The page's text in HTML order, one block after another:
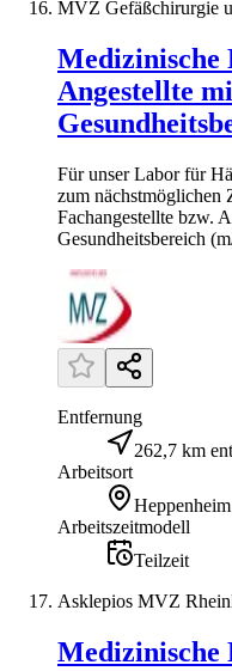
MVZ Gefäßchirurgie
Medizinische
Angestellte
Für unser Labor für
zum nächstmöglichen
Fachangestellte bzw.
Gesundheitsbereich
Entfernung
262,7 km
Arbeitsort
Arbeitszeitmodell
Teilzeit
Asklepios MVZ
Medizinische